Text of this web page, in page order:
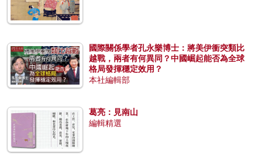
國際關係學者孔永樂博士：將美伊衝突類比
越戰，兩者有何異同？中國崛起能否為全球
格局發揮穩定效用？
本社編輯部
葛亮：見南山
編輯精選